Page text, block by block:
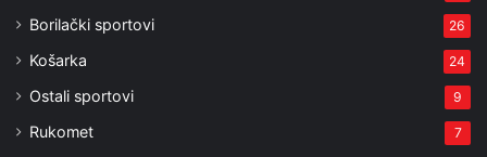
Borilački sportovi 26
Košarka 24
Ostali sportovi 9
Rukomet 7